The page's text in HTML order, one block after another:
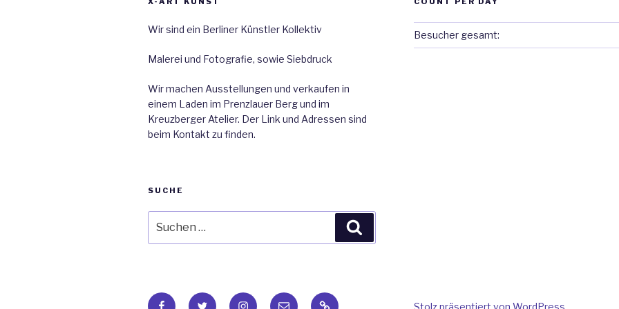
Wir sind ein Berliner Künstler Kollektiv
Malerei und Fotografie, sowie Siebdruck
Wir machen Ausstellungen und verkaufen in
einem Laden im Prenzlauer Berg und im
Kreuzberger Atelier. Der Link und Adressen sind
beim Kontakt zu finden.
SUCHE
nach:
Besucher gesamt:
FacebookTwitter Instagram
E- IMPRESSUM/AGB